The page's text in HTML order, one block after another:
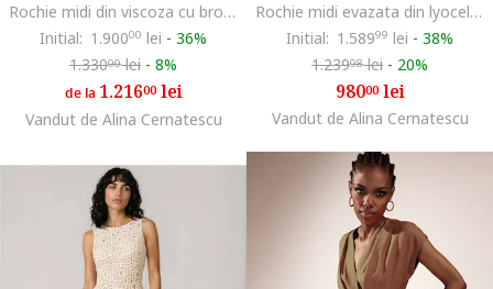
Rochie midi din viscoza cu broderii Argus, Bej
Initial: 1.90000 lei - 36%
1.33000lei - 8%
de la 1.21600lei
Vandut de Alina Cernatescu
Rochie midi evazata din lyocell ASMIRA
Initial: 1.58999 lei - 38%
1.23998lei - 20%
98000lei
Vandut de Alina Cernatescu